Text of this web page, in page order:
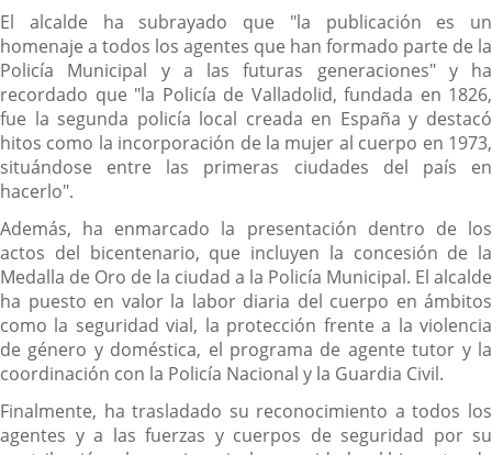
El alcalde ha subrayado que "la publicación es un
homenaje a todos los agentes que han formado parte de la
Policía Municipal y a las futuras generaciones" y ha
recordado que "la Policía de Valladolid, fundada en 1826,
fue la segunda policía local creada en España y destacó
hitos como la incorporación de la mujer al cuerpo en 1973,
situándose entre las primeras ciudades del país en
hacerlo".
Además, ha enmarcado la presentación dentro de los
actos del bicentenario, que incluyen la concesión de la
Medalla de Oro de la ciudad a la Policía Municipal. El alcalde
ha puesto en valor la labor diaria del cuerpo en ámbitos
como la seguridad vial, la protección frente a la violencia
de género y doméstica, el programa de agente tutor y la
coordinación con la Policía Nacional y la Guardia Civil.
Finalmente, ha trasladado su reconocimiento a todos los
agentes y a las fuerzas y cuerpos de seguridad por su